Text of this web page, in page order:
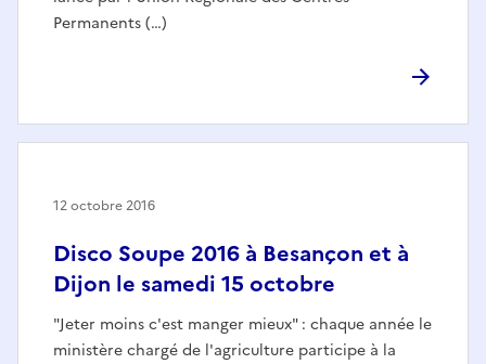
Permanents (…)
Disco Soupe 2016 à Besançon et à
Dijon le samedi 15 octobre
"Jeter moins c'est manger mieux" : chaque année le
ministère chargé de l'agriculture participe à la
12 octobre 2016